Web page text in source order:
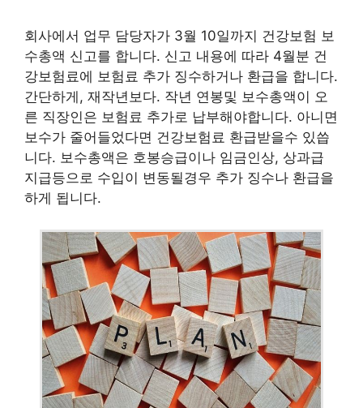
회사에서 업무 담당자가 3월 10일까지 건강보험 보
수총액 신고를 합니다. 신고 내용에 따라 4월분 건
강보험료에 보험료 추가 징수하거나 환급을 합니다.
간단하게, 재작년보다. 작년 연봉및 보수총액이 오
른 직장인은 보험료 추가로 납부해야합니다. 아니면
보수가 줄어들었다면 건강보험료 환급받을수 있씁
니다. 보수총액은 호봉승급이나 임금인상, 상과급
지급등으로 수입이 변동될경우 추가 징수나 환급을
하게 됩니다.